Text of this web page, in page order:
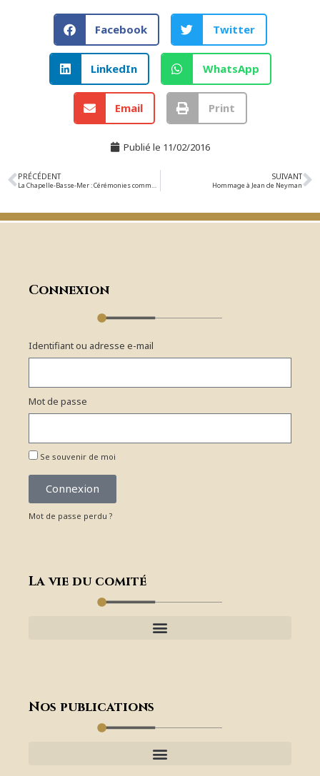
Facebook Twitter
LinkedIn WhatsApp
Email Print
Publié le 11/02/2016
PRÉCÉDENT
La Chapelle-Basse-Mer : Cérémonies commémoratives du 73e anniversaire de l’exécution des Résistants
SUIVANT
Hommage à Jean de Neyman
Connexion
Identifiant ou adresse e-mail
Mot de passe
Se souvenir de moi
Connexion
Mot de passe perdu ?
La vie du comité
Nos publications